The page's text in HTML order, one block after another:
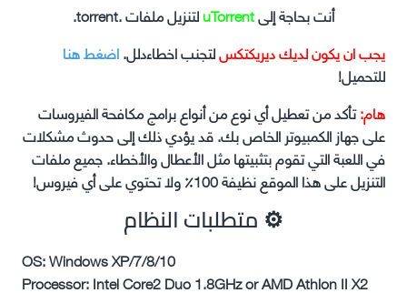
أنت بحاجة إلىuTorrentلتنزيل ملفات .torrent.
يجب ان يكون لديك ديريكتكسلتجنب اخطاءدلل.اضغط هنا
للتحميل!
هام:تأكد من تعطيل أي نوع من أنواع برامج مكافحة الفيروسات
على جهاز الكمبيوتر الخاص بك. قد يؤدي ذلك إلى حدوث مشكلات
في اللعبة التي تقوم بتثبيتها مثل الأعطال والأخطاء. جميع ملفات
التنزيل على هذا الموقع نظيفة 100٪ ولا تحتوي على أي فيروس!
⚙ متطلبات النظام
OS: Windows XP/7/8/10
Processor: Intel Core2 Duo 1.8GHz or AMD Athlon II X2